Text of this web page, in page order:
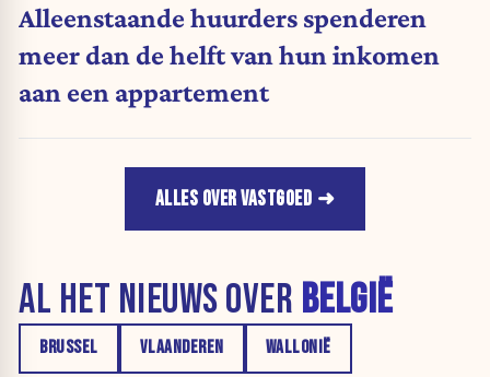
Alleenstaande huurders spenderen
meer dan de helft van hun inkomen
aan een appartement
ALLES OVER VASTGOED
AL HET NIEUWS OVER BELGIË
BRUSSEL VLAANDEREN WALLONIË